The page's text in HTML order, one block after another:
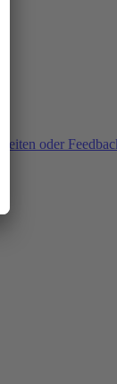
oder